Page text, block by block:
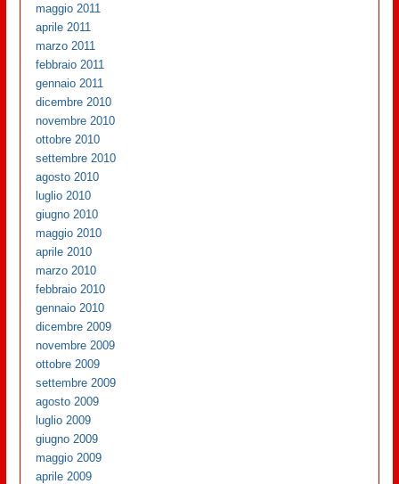
maggio 2011
aprile 2011
marzo 2011
febbraio 2011
gennaio 2011
dicembre 2010
novembre 2010
ottobre 2010
settembre 2010
agosto 2010
luglio 2010
giugno 2010
maggio 2010
aprile 2010
marzo 2010
febbraio 2010
gennaio 2010
dicembre 2009
novembre 2009
ottobre 2009
settembre 2009
agosto 2009
luglio 2009
giugno 2009
maggio 2009
aprile 2009